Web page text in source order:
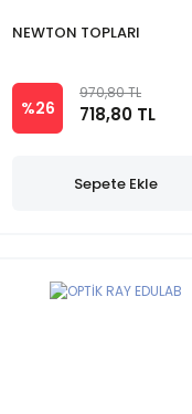
NEWTON TOPLARI
%26
970,80 TL
718,80 TL
Sepete Ekle